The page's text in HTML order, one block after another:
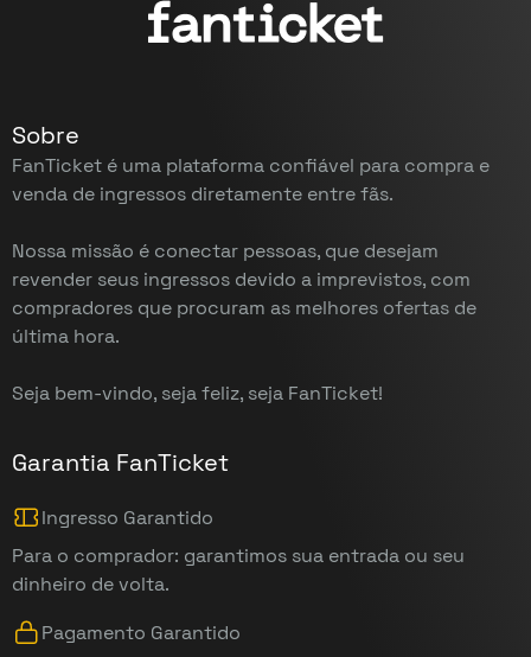
Sobre
FanTicket é uma plataforma confiável para compra e
venda de ingressos diretamente entre fãs.
Nossa missão é conectar pessoas, que desejam
revender seus ingressos devido a imprevistos, com
compradores que procuram as melhores ofertas de
última hora.
Seja bem-vindo, seja feliz, seja FanTicket!
Garantia FanTicket
Ingresso Garantido
Para o comprador: garantimos sua entrada ou seu
dinheiro de volta.
Pagamento Garantido